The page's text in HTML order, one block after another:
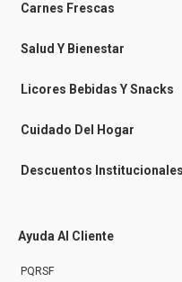
-
s
s
n
g
r
m
Carnes Frescas
Salud Y Bienestar
Licores Bebidas Y Snacks
Cuidado Del Hogar
Descuentos Institucionales
Ayuda Al Cliente
PQRSF